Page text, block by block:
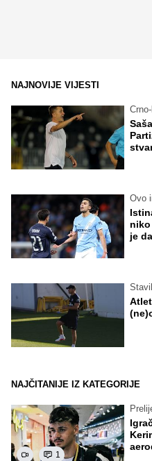
NAJNOVIJE VIJESTI
Ovo
je
NAJČITANIJE IZ KATEGORIJE
1